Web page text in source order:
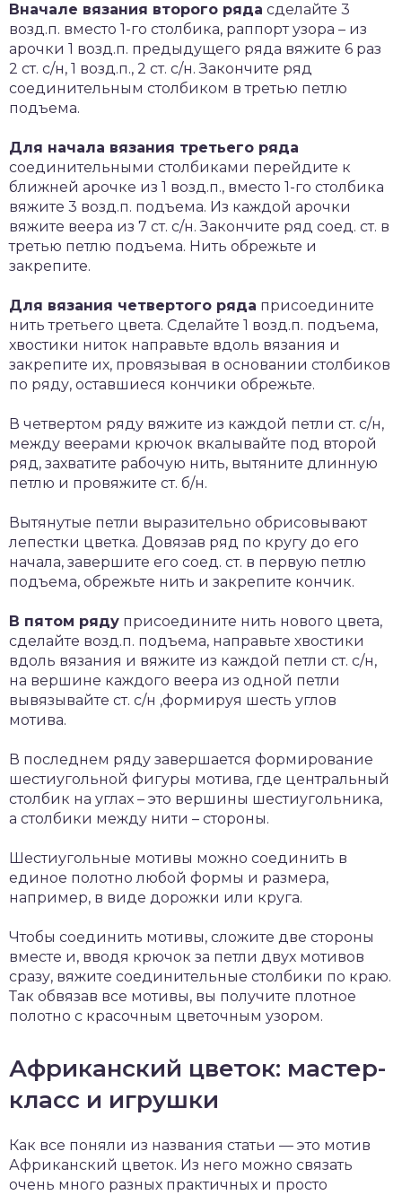
Вначале вязания второго ряда сделайте 3
возд.п. вместо 1-го столбика, раппорт узора – из
арочки 1 возд.п. предыдущего ряда вяжите 6 раз
2 ст. с/н, 1 возд.п., 2 ст. с/н. Закончите ряд
соединительным столбиком в третью петлю
подъема.
Для начала вязания третьего ряда
соединительными столбиками перейдите к
ближней арочке из 1 возд.п., вместо 1-го столбика
вяжите 3 возд.п. подъема. Из каждой арочки
вяжите веера из 7 ст. с/н. Закончите ряд соед. ст. в
третью петлю подъема. Нить обрежьте и
закрепите.
Для вязания четвертого ряда присоедините
нить третьего цвета. Сделайте 1 возд.п. подъема,
хвостики ниток направьте вдоль вязания и
закрепите их, провязывая в основании столбиков
по ряду, оставшиеся кончики обрежьте.
В четвертом ряду вяжите из каждой петли ст. с/н,
между веерами крючок вкалывайте под второй
ряд, захватите рабочую нить, вытяните длинную
петлю и провяжите ст. б/н.
Вытянутые петли выразительно обрисовывают
лепестки цветка. Довязав ряд по кругу до его
начала, завершите его соед. ст. в первую петлю
подъема, обрежьте нить и закрепите кончик.
В пятом ряду присоедините нить нового цвета,
сделайте возд.п. подъема, направьте хвостики
вдоль вязания и вяжите из каждой петли ст. с/н,
на вершине каждого веера из одной петли
вывязывайте ст. с/н ,формируя шесть углов
мотива.
В последнем ряду завершается формирование
шестиугольной фигуры мотива, где центральный
столбик на углах – это вершины шестиугольника,
а столбики между нити – стороны.
Шестиугольные мотивы можно соединить в
единое полотно любой формы и размера,
например, в виде дорожки или круга.
Чтобы соединить мотивы, сложите две стороны
вместе и, вводя крючок за петли двух мотивов
сразу, вяжите соединительные столбики по краю.
Так обвязав все мотивы, вы получите плотное
полотно с красочным цветочным узором.
Африканский цветок: мастер-
класс и игрушки
Как все поняли из названия статьи — это мотив
Африканский цветок. Из него можно связать
очень много разных практичных и просто